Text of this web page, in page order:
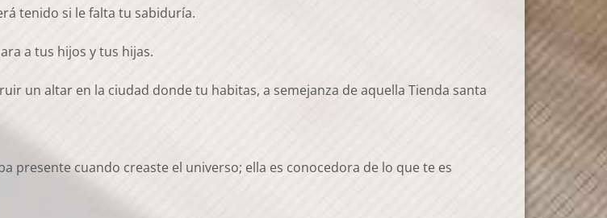
tenido si le falta tu sabiduría.
a tus hijos y tus hijas.
un altar en la ciudad donde tu habitas, a semejanza de aquella Tienda santa
presente cuando creaste el universo; ella es conocedora de lo que te es